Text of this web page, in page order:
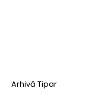
Arhivă Tipar